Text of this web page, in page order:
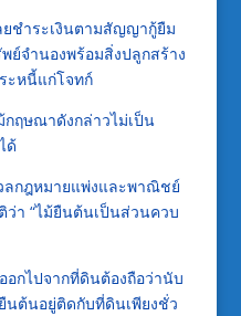
ยชำระเงินตามสัญญากู้ยืม
ย์จำนองพร้อมสิ่งปลูกสร้าง
ะหนี้แก่โจทก์
ฤษณาดังกล่าวไม่เป็น
ด้
ลกฎหมายแพ่งและพาณิชย์
า “ไม้ยืนต้นเป็นส่วนควบ
กไปจากที่ดินต้องถือว่านับ
นต้นอยู่ติดกับที่ดินเพียงชั่ว